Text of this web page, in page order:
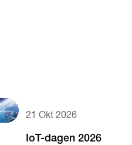
21 Okt 2026
IoT-dagen 2026